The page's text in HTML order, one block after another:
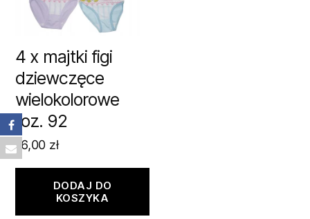
4 x majtki figi
dziewczęce
wielokolorowe
roz. 92
16,00 zł
DODAJ DO
KOSZYKA